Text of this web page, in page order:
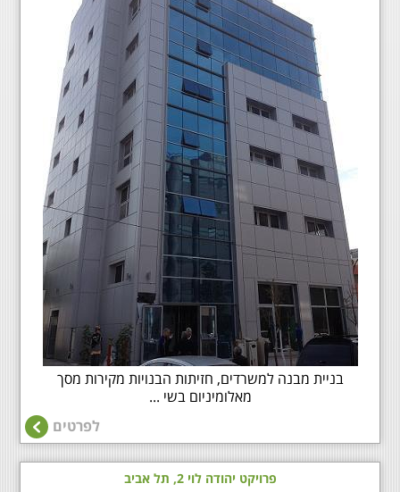
פרויקט יהודה לוי 2, תל אביב
בניית מבנה למשרדים, חזיתות הבנויות מקירות מסך
מאלומיניום בשי ...
לפרטים